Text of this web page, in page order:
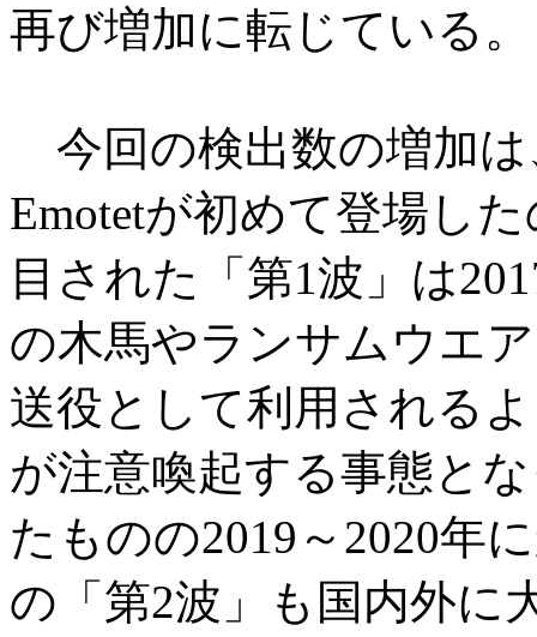
再び増加に転じている。
今回の検出数の増加
Emotetが初めて登場し
目された「第1波」は
の木馬やランサムウエ
送役として利用される
が注意喚起する事態と
たものの2019～2020年
の「第2波」も国内外に